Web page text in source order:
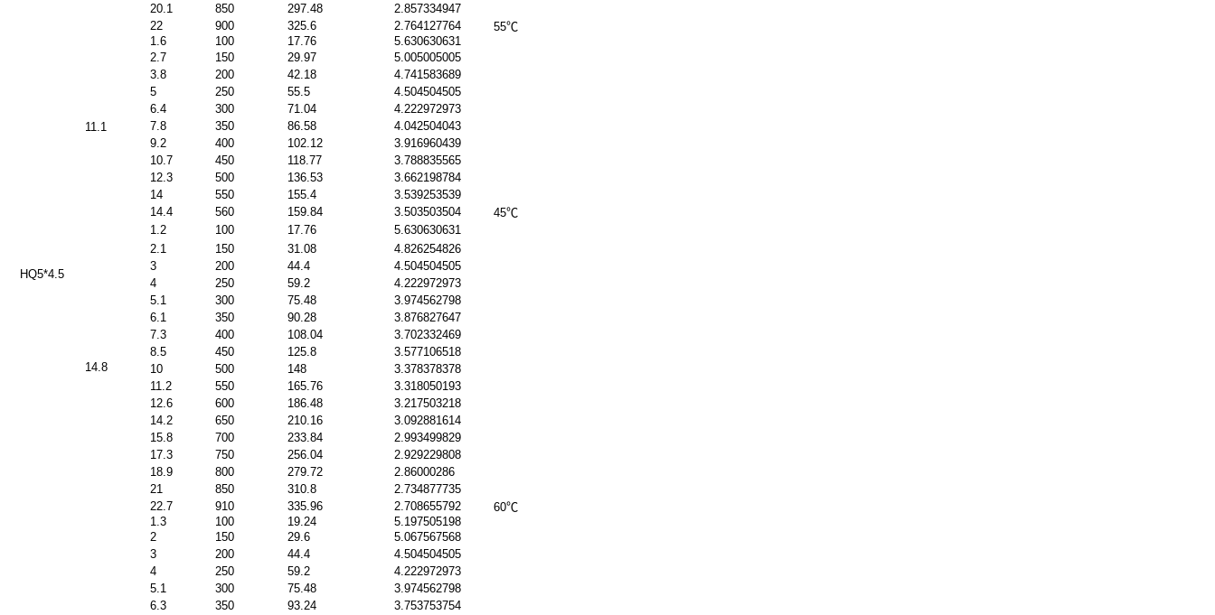
20.1
850 297.48
2.857334947
22
900 325.6 2.764127764 55℃
HQ5*4.5
11.1
1.6 100 17.76
5.630630631
2.7
150 29.97
5.005005005
3.8
200 42.18
4.741583689
5
250 55.5
4.504504505
6.4
300 71.04
4.222972973
7.8
350 86.58
4.042504043
9.2
400 102.12
3.916960439
10.7
450 118.77
3.788835565
12.3
500 136.53
3.662198784
14
550 155.4
3.539253539
14.4
560 159.84 3.503503504 45℃
14.8
1.2 100 17.76
5.630630631
2.1
150 31.08
4.826254826
3
200 44.4
4.504504505
4
250 59.2
4.222972973
5.1
300 75.48
3.974562798
6.1
350 90.28
3.876827647
7.3
400 108.04
3.702332469
8.5
450 125.8
3.577106518
10
500 148
3.378378378
11.2
550 165.76
3.318050193
12.6
600 186.48
3.217503218
14.2
650 210.16
3.092881614
15.8
700 233.84
2.993499829
17.3
750 256.04
2.929229808
18.9
800 279.72
2.86000286
21
850 310.8
2.734877735
22.7
910 335.96 2.708655792 60℃
1.3 100 19.24
5.197505198
2
150 29.6
5.067567568
3
200 44.4
4.504504505
4
250 59.2
4.222972973
5.1
300 75.48
3.974562798
6.3
350 93.24
3.753753754